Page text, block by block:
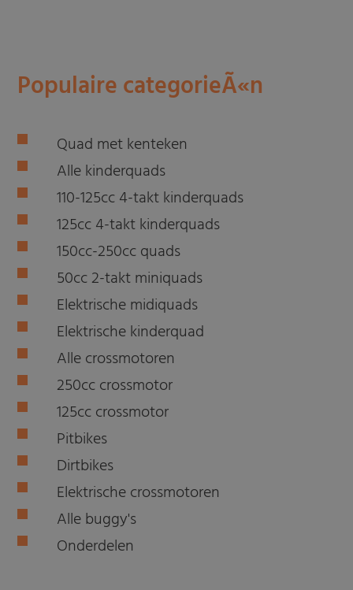
Populaire categorieÃ«n
Quad met kenteken
Alle kinderquads
110-125cc 4-takt kinderquads
125cc 4-takt kinderquads
150cc-250cc quads
50cc 2-takt miniquads
Elektrische midiquads
Elektrische kinderquad
Alle crossmotoren
250cc crossmotor
125cc crossmotor
Pitbikes
Dirtbikes
Elektrische crossmotoren
Alle buggy's
Onderdelen